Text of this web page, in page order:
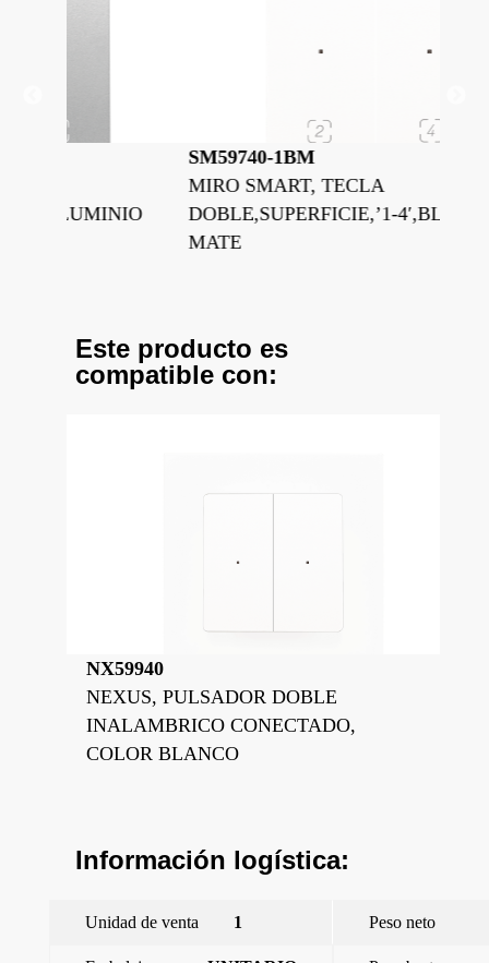
SM59740-1BM
MIRO SMART, TECLA
DOBLE,SUPERFICIE,’1-4′,BLANCO
Este producto es
compatible con:
NX59940
NEXUS, PULSADOR DOBLE
INALAMBRICO CONECTADO,
COLOR BLANCO
Información logística:
Unidad de venta 1 Peso neto